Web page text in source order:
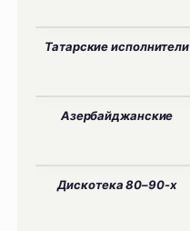
Татарские исполнители
Азербайджанские
Дискотека 80–90-х